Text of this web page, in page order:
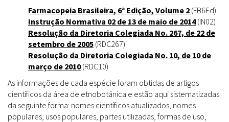
Farmacopeia Brasileira, 6ª Edição, Volume 2 (FB6Ed)
Instrução Normativa 02 de 13 de maio de 2014(IN02)
Resolução da Diretoria Colegiada No. 267, de 22 de
setembro de 2005 (RDC267)
Resolução da Diretoria Colegiada No. 10, de 10 de
março de 2010(RDC10)
As informações de cada espécie foram obtidas de artigos
científicos da área de etnobotânica e estão aqui sistematizadas
da seguinte forma: nomes científicos atualizados, nomes
populares, usos populares, partes utilizadas, formas de uso,